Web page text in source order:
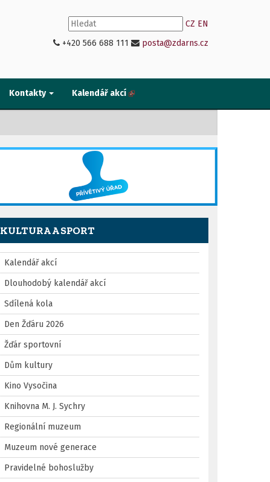
CZ EN
+420 566 688 111
posta@zdarns.cz
Kontakty Kalendář akcí
KULTURA A SPORT
Kalendář akcí
Dlouhodobý kalendář akcí
Sdílená kola
Den Žďáru 2026
Žďár sportovní
Dům kultury
Kino Vysočina
Knihovna M. J. Sychry
Regionální muzeum
Muzeum nové generace
Pravidelné bohoslužby